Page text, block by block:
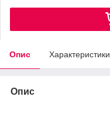
Опис Характеристики
Опис